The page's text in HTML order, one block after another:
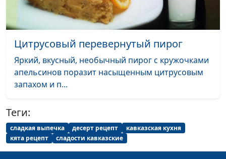
Жингялов-хац (хлеб с зеленью)
и салат с чечевицей
Гегецик
Шахназарян
#37
Галета с грушей и чай со
свежим тимьяном
Светлана
Доманская
Бургеры с чечевицей
Дарья
#35
Бананово-кремовый десерт
Тимонина
Цитрусовый перевернутый пирог
Яркий, вкусный, необычный пирог с кружочками
апельсинов поразит насыщенным цитрусовым
запахом и п...
Теги:
сладкая выпечка десерт рецепт
кавказская кухня
кята рецепт
сладости кавказские